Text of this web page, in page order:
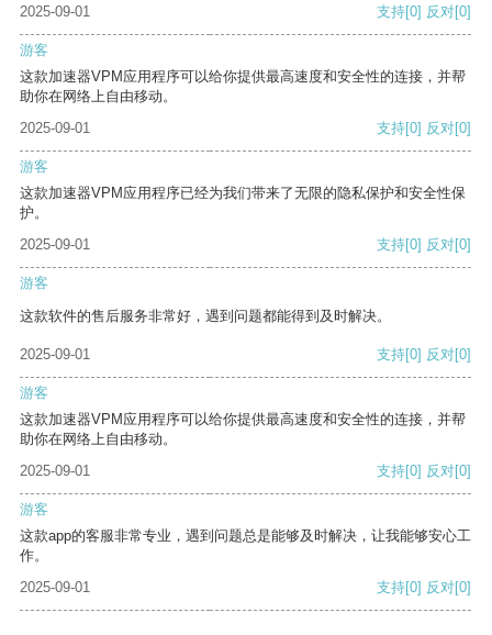
2025-09-01
支持[0] 反对[0]
游客
这款加速器VPM应用程序可以给你提供最高速度和安全性的连接，并帮
助你在网络上自由移动。
2025-09-01
支持[0] 反对[0]
游客
这款加速器VPM应用程序已经为我们带来了无限的隐私保护和安全性保
护。
2025-09-01
支持[0] 反对[0]
游客
这款软件的售后服务非常好，遇到问题都能得到及时解决。
2025-09-01 支持[0] 反对[0]
游客
这款加速器VPM应用程序可以给你提供最高速度和安全性的连接，并帮
助你在网络上自由移动。
2025-09-01
支持[0] 反对[0]
游客
这款app的客服非常专业，遇到问题总是能够及时解决，让我能够安心工
作。
2025-09-01
支持[0] 反对[0]